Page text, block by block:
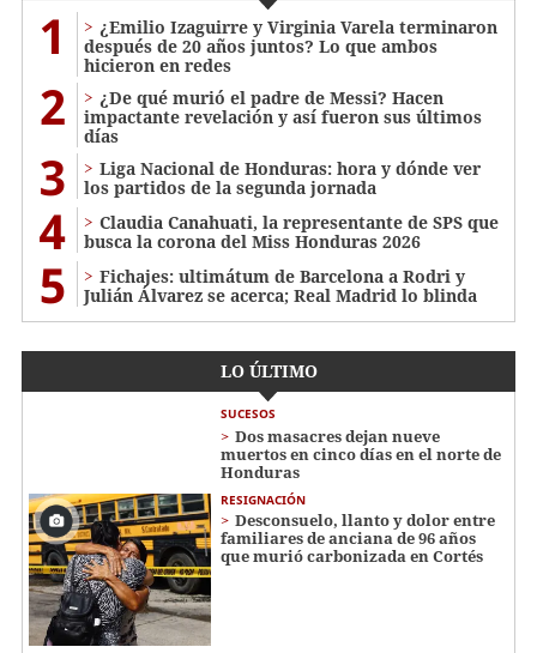
1
¿Emilio Izaguirre y Virginia Varela terminaron
después de 20 años juntos? Lo que ambos
hicieron en redes
2
¿De qué murió el padre de Messi? Hacen
impactante revelación y así fueron sus últimos
días
3
Liga Nacional de Honduras: hora y dónde ver
los partidos de la segunda jornada
4
Claudia Canahuati, la representante de SPS que
busca la corona del Miss Honduras 2026
5
Fichajes: ultimátum de Barcelona a Rodri y
Julián Álvarez se acerca; Real Madrid lo blinda
LO ÚLTIMO
SUCESOS
Dos masacres dejan nueve
muertos en cinco días en el norte de
Honduras
RESIGNACIÓN
​​​​Desconsuelo, llanto y dolor entre
familiares de anciana de 96 años
que murió carbonizada en Cortés